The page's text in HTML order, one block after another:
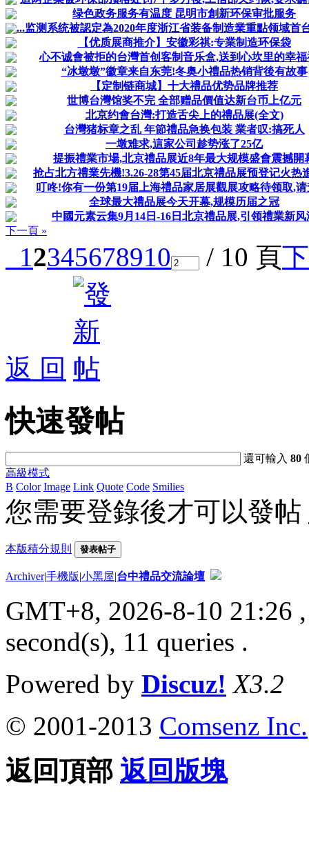
绿色政务服务有温度 昆明市創新环保审批服务
...监测系统被認定為2020年度浙江省装备制造業重點领域首
【优质展商推介】安徽彩祺:专業制造环保袋
心不诚會被拒的台灣首创客制音乐盒,送到心坎里的幸
“冰墩墩”徽章来自东莞!冬奥小禮品热销背後有故事
【定制链商城】十大禮品优势品牌推荐
世博台灣馆奖不完 全部赠品價值达新台币上亿元
北京约會台灣:打造舌尖上的禮品展(全文)
台灣猪标章之乱 年節禮品急换包装 業者叹:搞死人
一墩难求,這家公司趁势涨了25亿
提振禮業市場,北京禮品展近8年最大规模盛會震撼開
抢占北方禮業先機!3.26-28第45届北京禮品展预登记火热
叮咚!你有一份第19届上海禮品家居展觀展攻略待领取,
全球最大禮品展今天开幕,规模历届之冠
中國元素云集9月14日-16日北京禮品展,引领禮業新风
下一頁 »
12345678910 / 10 頁
返 回
快速發帖
還可輸入80
高級模式
B Color Image Link Quote Code Smilies
您需要登錄後才可以發帖
本版積分規則 發表帖子
Archiver|手機版|小黑屋|台中禮品交流論壇
GMT+8, 2026-8-10 21:26
second(s), 11 queries .
Powered by Discuz! X3.2
© 2001-2013 Comsenz Inc.
返回頂部 返回版塊